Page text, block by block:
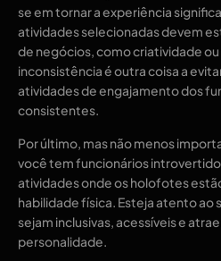
se em tornar a experiência
atividades selecionadas devem
de negócios, como criatividade
inconsistência é outra coisa a
atividades de engajamento dos
consistentes.
Por último, mas não menos
você tem funcionários
atividades onde os holofotes
habilidade física. Esteja atento ao
sejam inclusivas, acessíveis e
personalidade.